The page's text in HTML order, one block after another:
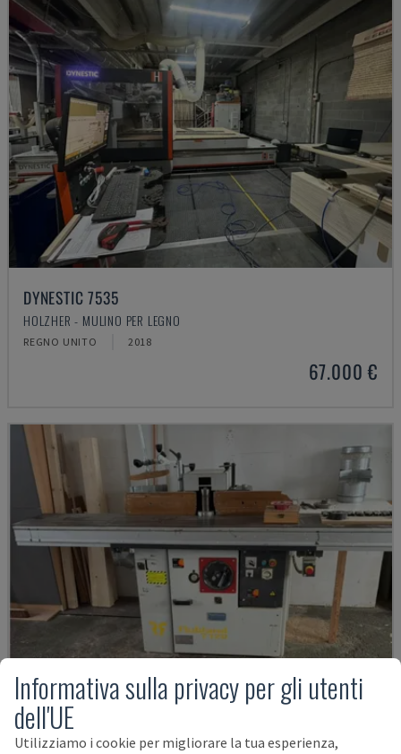
DYNESTIC 7535
HOLZHER - MULINO PER LEGNO
REGNO UNITO 2018
67.000 €
TISCHFRÄSE
Informativa sulla privacy per gli utenti
dell'UE
Utilizziamo i cookie per migliorare la tua esperienza,